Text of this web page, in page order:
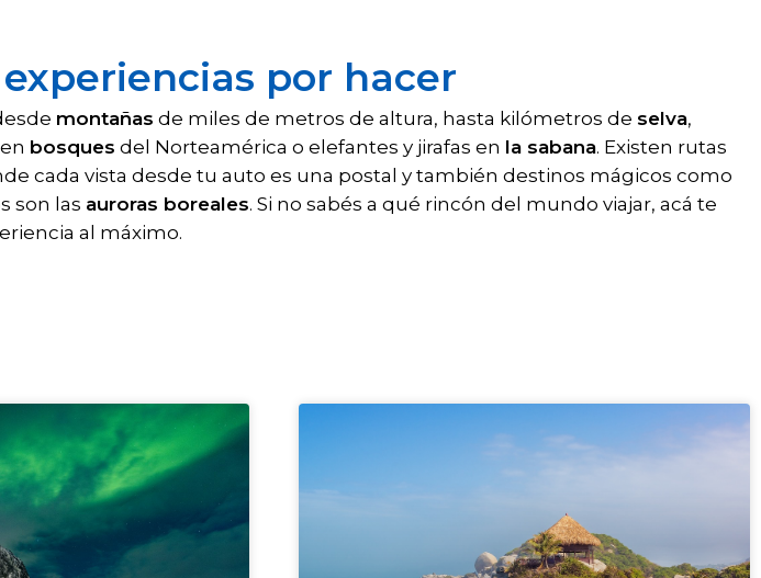
por hacer
montañas de miles de metros de altura, hasta kilómetros de selva,
bosques del Norteamérica o elefantes y jirafas en la sabana. Existen rutas
cada vista desde tu auto es una postal y también destinos mágicos como
son las auroras boreales. Si no sabés a qué rincón del mundo viajar, acá te
al máximo.
a
P
a